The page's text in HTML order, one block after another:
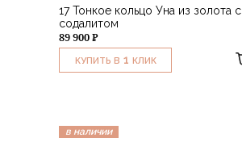
17 Тонкое кольцо Уна из золота с
содалитом
89 900 ₽
КУПИТЬ В 1 КЛИК
в наличии